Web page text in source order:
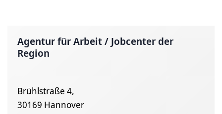
Agentur für Arbeit / Jobcenter der
Region
Brühlstraße 4,
30169 Hannover